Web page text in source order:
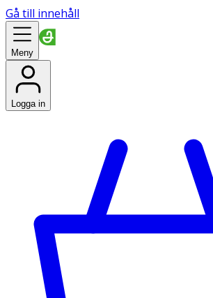
Gå till innehåll
Meny
Logga in